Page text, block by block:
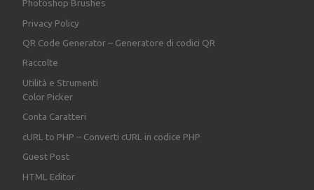
Photoshop Brushes
Privacy Policy
QR Code Generator – Generatore di codici QR
Raccolte
Utilità e Strumenti
Color Picker
Conta Caratteri
cURL to PHP – Converti cURL in codice PHP
Guest Post
HTML Editor